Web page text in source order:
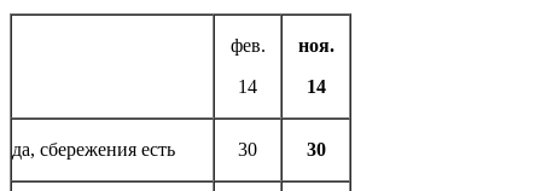
фев.
14
ноя.
14
да, сбережения есть 30 30